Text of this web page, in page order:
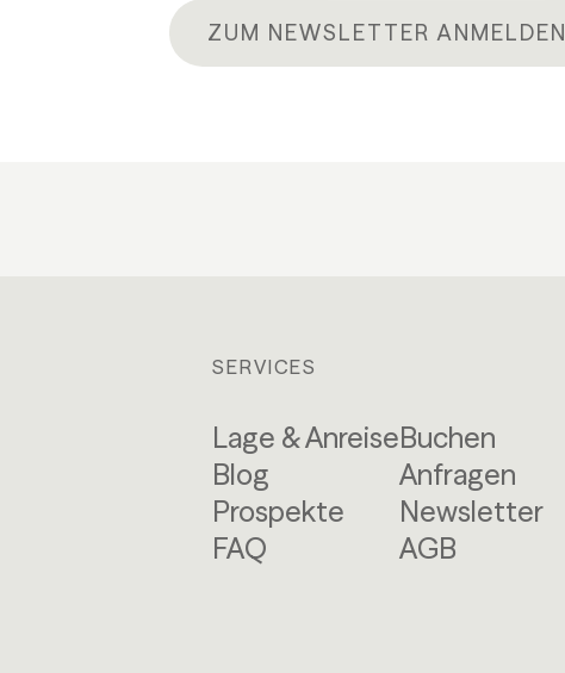
ZUM NEWSLETTER ANMELDEN
SERVICES
Lage & Anreise
Blog
Prospekte
FAQ
Buchen
Anfragen
Newsletter
AGB